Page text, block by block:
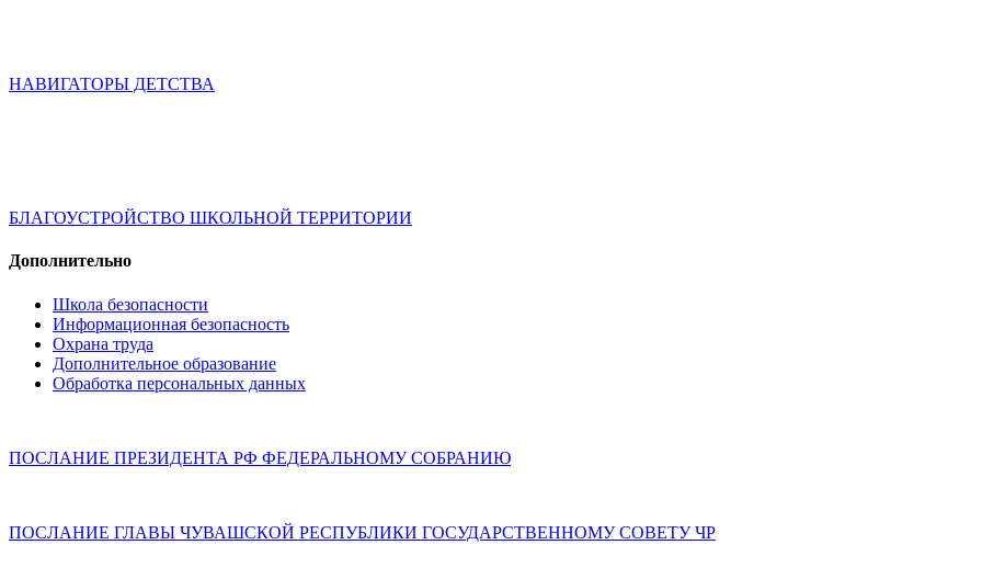
НАВИГАТОРЫ ДЕТСТВА
БЛАГОУСТРОЙСТВО ШКОЛЬНОЙ ТЕРРИТОРИИ
Дополнительно
Школа безопасности
Информационная безопасность
Охрана труда
Дополнительное образование
Обработка персональных данных
ПОСЛАНИЕ ПРЕЗИДЕНТА РФ ФЕДЕРАЛЬНОМУ СОБРАНИЮ
ПОСЛАНИЕ ГЛАВЫ ЧУВАШСКОЙ РЕСПУБЛИКИ ГОСУДАРСТВЕННОМУ СОВЕТУ ЧР